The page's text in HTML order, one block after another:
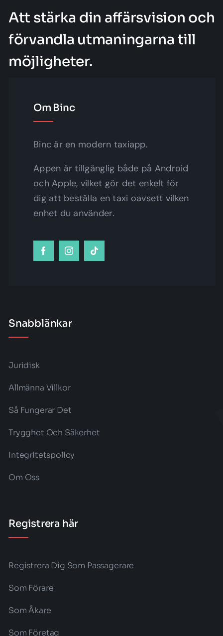
Att stärka din affärsvision och
förvandla utmaningarna till
möjligheter.
Om Binc
Binc är en modern taxiapp.
Appen är tillgänglig både på Android
och Apple, vilket gör det enkelt för
dig att beställa en taxi oavsett vilken
enhet du använder.
Snabblänkar
Juridisk
Allmänna Villkor
Så Fungerar Det
Trygghet Och Säkerhet
Integritetspolicy
Om Oss
Registrera här
Registrera Dig Som Passagerare
Som Förare
Som Åkare
Som Företag